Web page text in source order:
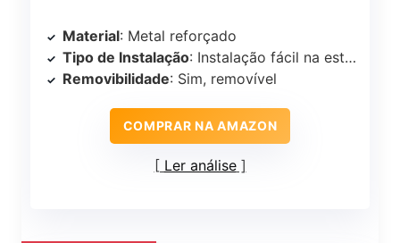
Material: Metal reforçado
Tipo de Instalação: Instalação fácil na estrutura da bicicleta
Removibilidade: Sim, removível
COMPRAR NA AMAZON
Ler análise